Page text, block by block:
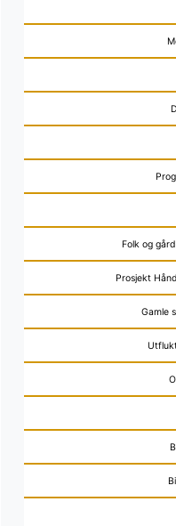
Folk og
Prosjekt
Gamle